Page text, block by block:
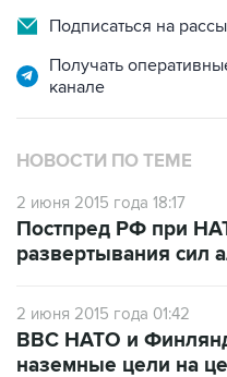
Получать
НОВОСТИ ПО ТЕМЕ
2 июня 2015 года 18:17
развертывания сил
2 июня 2015 года 01:42
наземные цели на
Эстонии